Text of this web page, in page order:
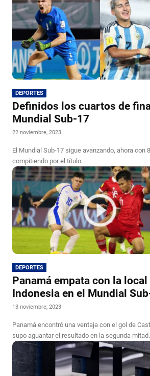
DEPORTES
Definidos los cuartos de
Mundial Sub-17
22 noviembre, 2023
El Mundial Sub-17 sigue avanzando, ahora con
compitiendo por el título.
DEPORTES
Panamá empata con la local
Indonesia en el Mundial
13 noviembre, 2023
Panamá encontró una ventaja con el gol de
supo aguantar el resultado en la segunda mitad.